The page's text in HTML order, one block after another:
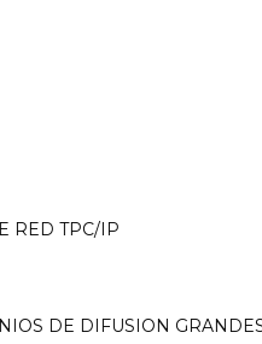
RED TPC/IP
DE DIFUSION